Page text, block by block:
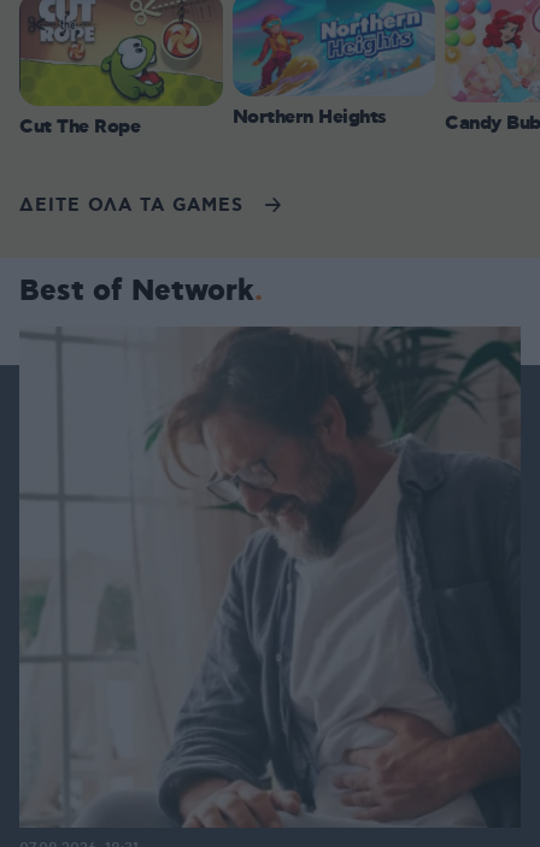
Cut The Rope Northern Heights Candy
ΔΕΙΤΕ ΟΛΑ ΤΑ GAMES
Best of Network